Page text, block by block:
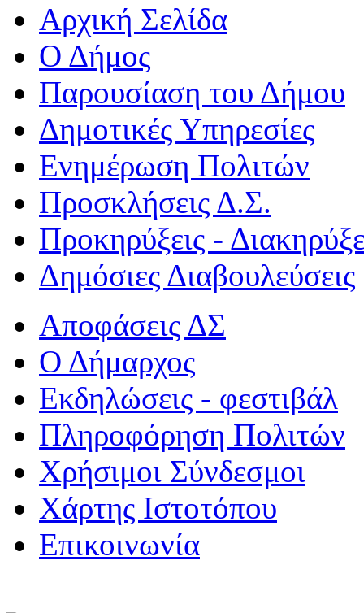
Αρχική Σελίδα
Ο Δήμος
Παρουσίαση του Δήμου
Δημοτικές Υπηρεσίες
Ενημέρωση Πολιτών
Προσκλήσεις Δ.Σ.
Προκηρύξεις -
Δημόσιες Διαβουλεύσεις
Αποφάσεις ΔΣ
Ο Δήμαρχος
Εκδηλώσεις - φεστιβάλ
Πληροφόρηση Πολιτών
Χρήσιμοι Σύνδεσμοι
Χάρτης Ιστοτόπου
Επικοινωνία